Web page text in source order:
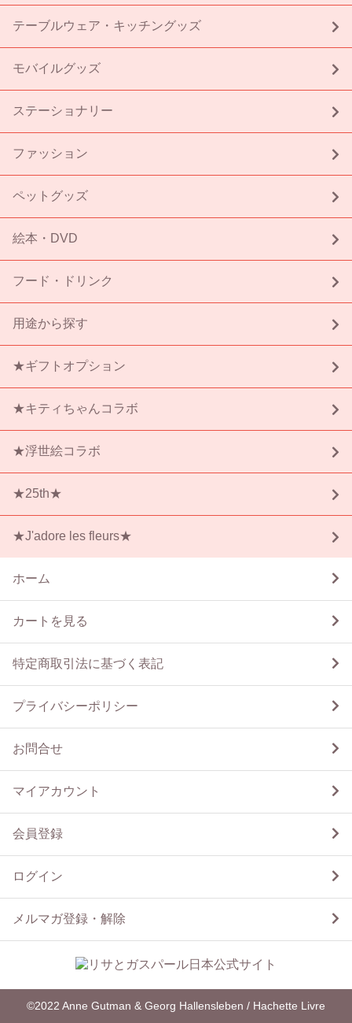
テーブルウェア・キッチングッズ
モバイルグッズ
ステーショナリー
ファッション
ペットグッズ
絵本・DVD
フード・ドリンク
用途から探す
★ギフトオプション
★キティちゃんコラボ
★浮世絵コラボ
★25th★
★J'adore les fleurs★
ホーム
カートを見る
特定商取引法に基づく表記
プライバシーポリシー
お問合せ
マイアカウント
会員登録
ログイン
メルマガ登録・解除
©2022 Anne Gutman & Georg Hallensleben / Hachette Livre